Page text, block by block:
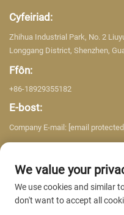
Cyfeiriad:
Zhihua Industrial Park, No. 2
Longgang District, Shenzhen,
Ffôn:
+86-18929355182
E-bost:
Company E-mail: [email protected]
We value your
We use cookies and similar
don't want to accept all